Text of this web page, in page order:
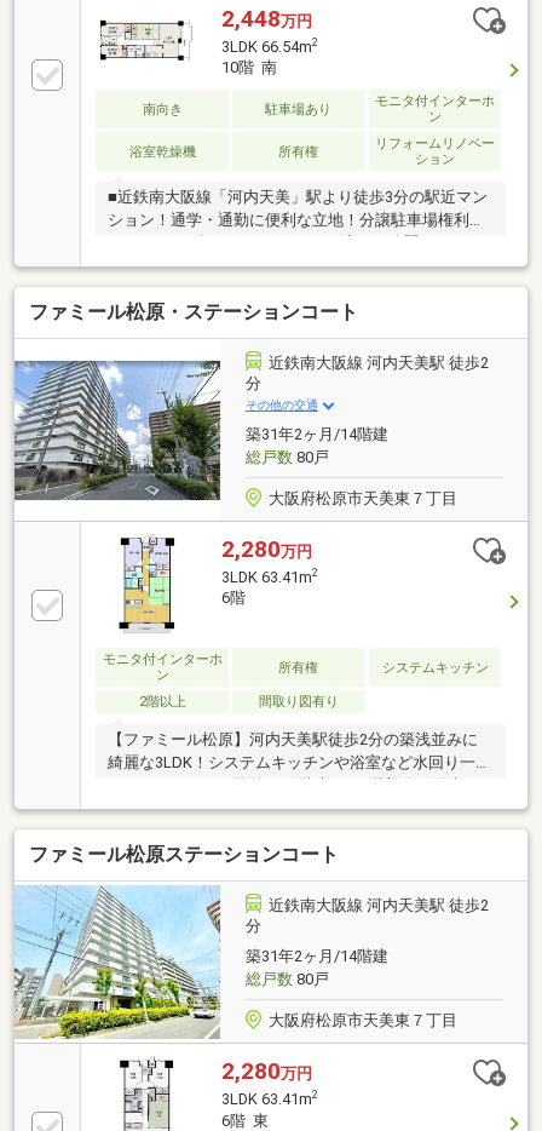
2,448万円
3LDK 66.54m2
10階 南
南向き 駐車場あり
モニタ付インターホ
ン
浴室乾燥機 所有権
リフォームリノベー
ション
■近鉄南大阪線「河内天美」駅より徒歩3分の駅近マン
ション！通学・通勤に便利な立地！分譲駐車場権利付
す♪ぜひ現地をご覧ください♪
ファミール松原・ステーションコート
近鉄南大阪線 河内天美駅 徒歩2
分
その他の交通
築31年2ヶ月/14階建
総戸数80戸
大阪府松原市天美東７丁目
2,280万円
3LDK 63.41m2
6階
モニタ付インターホ
ン
所有権 システムキッチン
2階以上 間取り図有り
【ファミール松原】河内天美駅徒歩2分の築浅並みに
綺麗な3LDK！システムキッチンや浴室など水回り一新
も良く、駅近の利便性を享受できる快適な住まいで
す。
ファミール松原ステーションコート
近鉄南大阪線 河内天美駅 徒歩2
分
築31年2ヶ月/14階建
総戸数80戸
大阪府松原市天美東７丁目
2,280万円
3LDK 63.41m2
6階 東